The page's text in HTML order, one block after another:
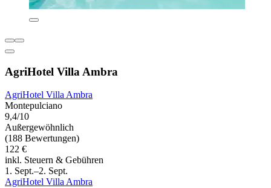
AgriHotel Villa Ambra
AgriHotel Villa Ambra
Montepulciano
9,4/10
Außergewöhnlich
(188 Bewertungen)
122 €
inkl. Steuern & Gebühren
1. Sept.–2. Sept.
AgriHotel Villa Ambra